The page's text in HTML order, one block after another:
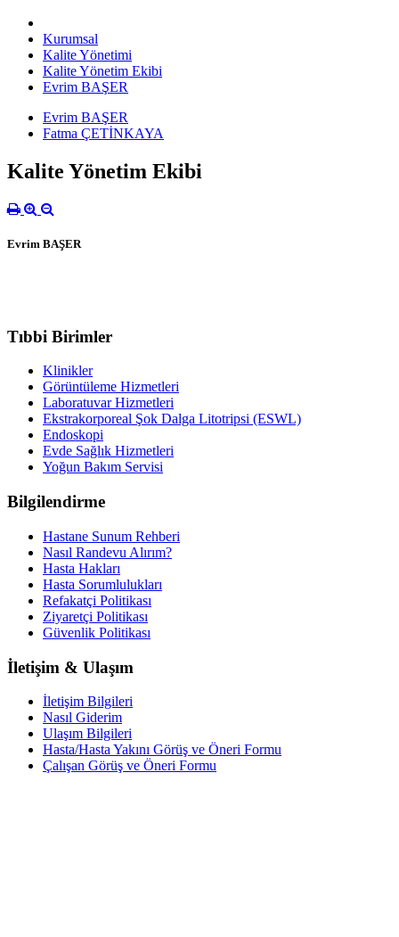
Kurumsal
Kalite Yönetimi
Kalite Yönetim Ekibi
Evrim BAŞER
Evrim BAŞER
Fatma ÇETİNKAYA
Kalite Yönetim Ekibi
Evrim BAŞER
Tıbbi Birimler
Klinikler
Görüntüleme Hizmetleri
Laboratuvar Hizmetleri
Ekstrakorporeal Şok Dalga Litotripsi (ESWL)
Endoskopi
Evde Sağlık Hizmetleri
Yoğun Bakım Servisi
Bilgilendirme
Hastane Sunum Rehberi
Nasıl Randevu Alırım?
Hasta Hakları
Hasta Sorumlulukları
Refakatçi Politikası
Ziyaretçi Politikası
Güvenlik Politikası
İletişim & Ulaşım
İletişim Bilgileri
Nasıl Giderim
Ulaşım Bilgileri
Hasta/Hasta Yakını Görüş ve Öneri Formu
Çalışan Görüş ve Öneri Formu